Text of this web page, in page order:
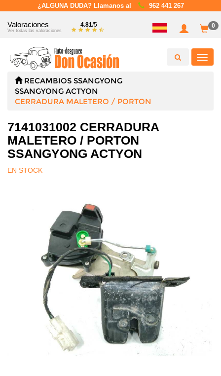
¿ALGUNA DUDA? Llamanos al 962 441 267
Valoraciones
Ver todas las valoraciones
4.81/5 0
RECAMBIOS SSANGYONG
SSANGYONG ACTYON
CERRADURA MALETERO / PORTON
7141031002 CERRADURA
MALETERO / PORTON
SSANGYONG ACTYON
EN STOCK